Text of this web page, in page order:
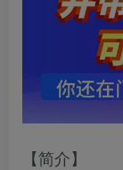
【简介】